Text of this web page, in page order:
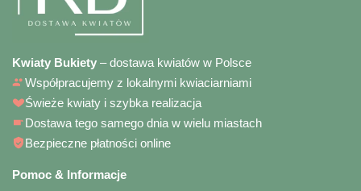
Kwiaty Bukiety – dostawa kwiatów w Polsce
Współpracujemy z lokalnymi kwiaciarniami
Świeże kwiaty i szybka realizacja
Dostawa tego samego dnia w wielu miastach
Bezpieczne płatności online
Pomoc & Informacje